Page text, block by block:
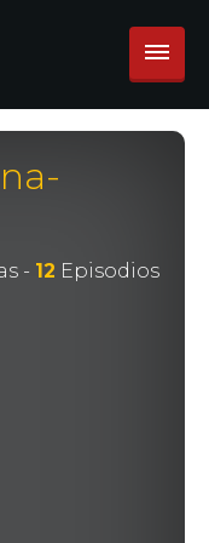
- 12 Episodios